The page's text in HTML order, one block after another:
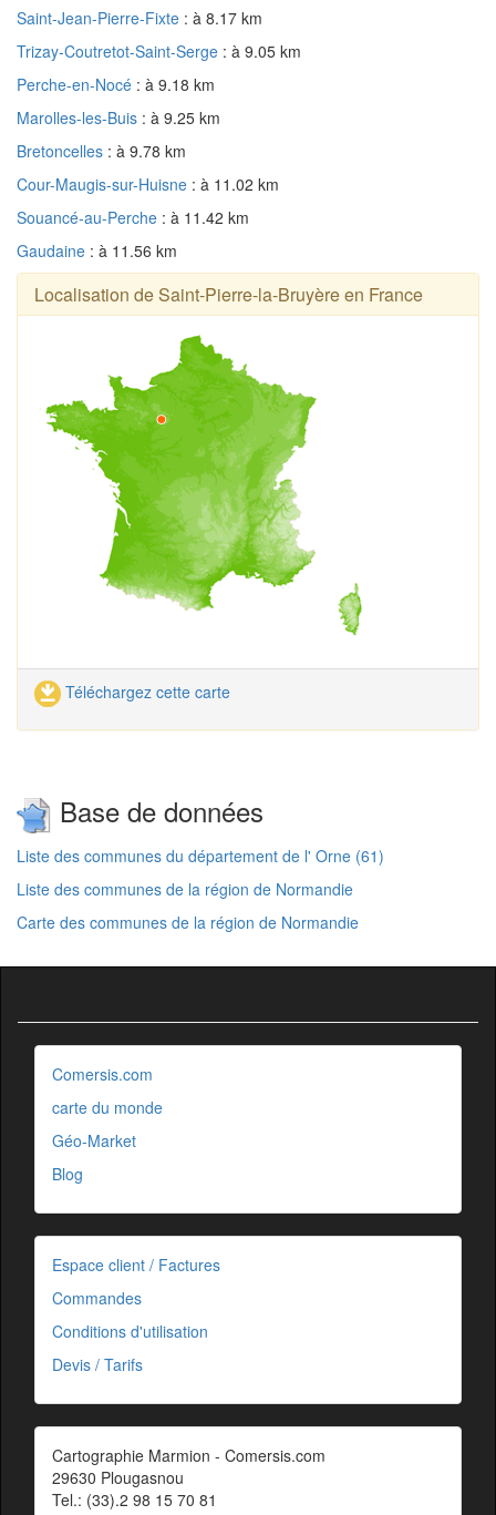
Saint-Jean-Pierre-Fixte : à 8.17 km
Trizay-Coutretot-Saint-Serge : à 9.05 km
Perche-en-Nocé : à 9.18 km
Marolles-les-Buis : à 9.25 km
Bretoncelles : à 9.78 km
Cour-Maugis-sur-Huisne : à 11.02 km
Souancé-au-Perche : à 11.42 km
Gaudaine : à 11.56 km
Localisation de Saint-Pierre-la-Bruyère en France
Téléchargez cette carte
Base de données
Liste des communes du département de l' Orne (61)
Liste des communes de la région de Normandie
Carte des communes de la région de Normandie
Comersis.com
carte du monde
Géo-Market
Blog
Espace client / Factures
Commandes
Conditions d'utilisation
Devis / Tarifs
Cartographie Marmion - Comersis.com
29630 Plougasnou
Tel.: (33).2 98 15 70 81